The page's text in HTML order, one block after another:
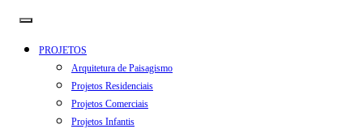
PROJETOS
Arquitetura de Paisagismo
Projetos Residenciais
Projetos Comerciais
Projetos Infantis